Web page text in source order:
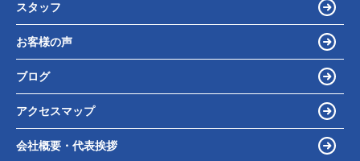
スタッフ
お客様の声
ブログ
アクセスマップ
会社概要・代表挨拶